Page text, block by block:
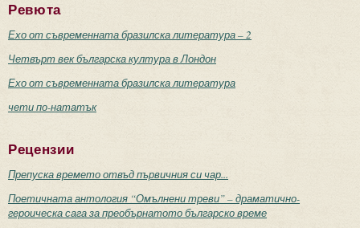
Ревюта
Ехо от съвременната бразилска литература – 2
Четвърт век българска култура в Лондон
Ехо от съвременната бразилска литература
чети по-нататък
Рецензии
Препуска времето отвъд първичния си чар...
Поетичната антология “Омълнени треви” – драматично-
героическа сага за преобърнатото българско време